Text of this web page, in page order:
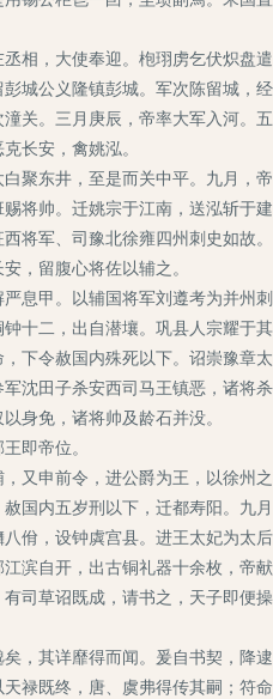
，大使奉迎。枹珝虏乞伏炽盘
公义隆镇彭城。军次陈留城，
关。三月庚辰，帝率大军入河。
长安，禽姚泓。
东井，至是而关中平。九月，
将帅。迁姚宗于江南，送泓斩
将军、司豫北徐雍四州刺史如故
，留腹心将佐以辅之。
甲。以辅国将军刘遵考为并州
十二，出自潜壤。巩县人宗耀于
令赦国内殊死以下。诏崇豫章
沈田子杀安西司马王镇恶，诸
身免，诸将帅及龄石并没。
即帝位。
申前令，进公爵为王，以徐州
国内五岁刑以下，迁都寿阳。九
佾，设钟虡宫县。进王太妃为太
自开，出古铜礼器十余枚，帝
司草诏既成，请书之，天子即便
其详靡得而闻。爰自书契，降
禄既终，唐、虞弗得传其嗣；符